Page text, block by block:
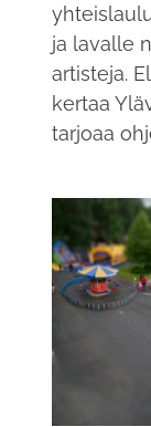
ja lavalle
artisteja.
kertaa
tarjoaa